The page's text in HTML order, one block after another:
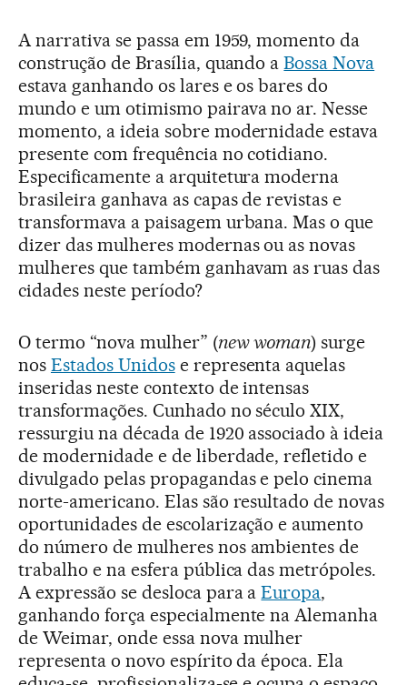
A narrativa se passa em 1959, momento da
construção de Brasília, quando aBossa Nova
estava ganhando os lares e os bares do
mundo e um otimismo pairava no ar. Nesse
momento, a ideia sobre modernidade estava
presente com frequência no cotidiano.
Especificamente a arquitetura moderna
brasileira ganhava as capas de revistas e
transformava a paisagem urbana. Mas o que
dizer das mulheres modernas ou as novas
mulheres que também ganhavam as ruas das
cidades neste período?
O termo “nova mulher” (new woman) surge
nos Estados Unidose representa aquelas
inseridas neste contexto de intensas
transformações. Cunhado no século XIX,
ressurgiu na década de 1920 associado à ideia
de modernidade e de liberdade, refletido e
divulgado pelas propagandas e pelo cinema
norte-americano. Elas são resultado de novas
oportunidades de escolarização e aumento
do número de mulheres nos ambientes de
trabalho e na esfera pública das metrópoles.
A expressão se desloca para aEuropa,
ganhando força especialmente na Alemanha
de Weimar, onde essa nova mulher
representa o novo espírito da época. Ela